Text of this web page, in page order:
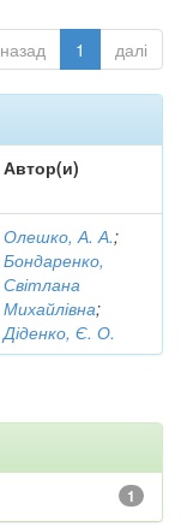
назад 1 далі
Автор(и)
Олешко, А. А.;
Бондаренко,
Світлана
Михайлівна;
Діденко, Є. О.
1